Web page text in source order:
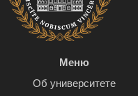
Меню
Об университете